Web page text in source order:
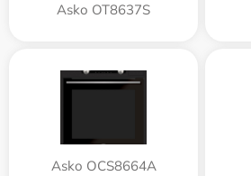
Asko OT8637S
Asko OCS8664A